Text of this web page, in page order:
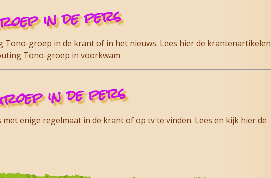
in de pers
Tono-groep in de krant of in het nieuws. Lees hier de krantenartikelen
Tono-groep in voorkwam
in de pers
enige regelmaat in de krant of op tv te vinden. Lees en kijk hier de